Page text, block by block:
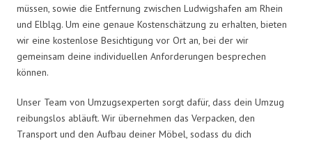
müssen, sowie die Entfernung zwischen Ludwigshafen am Rhein
und Elbląg. Um eine genaue Kostenschätzung zu erhalten, bieten
wir eine kostenlose Besichtigung vor Ort an, bei der wir
gemeinsam deine individuellen Anforderungen besprechen
können.
Unser Team von Umzugsexperten sorgt dafür, dass dein Umzug
reibungslos abläuft. Wir übernehmen das Verpacken, den
Transport und den Aufbau deiner Möbel, sodass du dich